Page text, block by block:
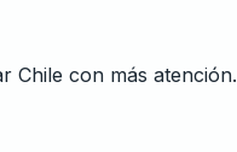
Chile con más atención.